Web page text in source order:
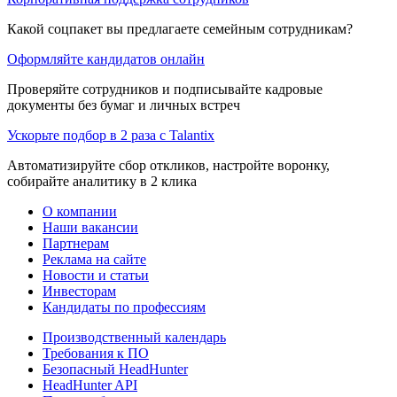
Какой соцпакет вы предлагаете семейным сотрудникам?
Оформляйте кандидатов онлайн
Проверяйте сотрудников и подписывайте кадровые
документы без бумаг и личных встреч
Ускорьте подбор в 2 раза с Talantix
Автоматизируйте сбор откликов, настройте воронку,
собирайте аналитику в 2 клика
О компании
Наши вакансии
Партнерам
Реклама на сайте
Новости и статьи
Инвесторам
Кандидаты по профессиям
Производственный календарь
Требования к ПО
Безопасный HeadHunter
HeadHunter API